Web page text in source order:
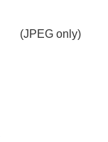
(JPEG only)